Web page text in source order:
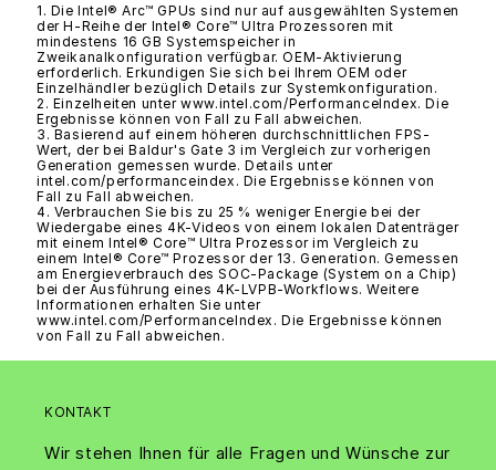
1. Die Intel® Arc™ GPUs sind nur auf ausgewählten Systemen
der H-Reihe der Intel® Core™ Ultra Prozessoren mit
mindestens 16 GB Systemspeicher in
Zweikanalkonfiguration verfügbar. OEM-Aktivierung
erforderlich. Erkundigen Sie sich bei Ihrem OEM oder
Einzelhändler bezüglich Details zur Systemkonfiguration.
2. Einzelheiten unter www.intel.com/PerformanceIndex. Die
Ergebnisse können von Fall zu Fall abweichen.
3. Basierend auf einem höheren durchschnittlichen FPS-
Wert, der bei Baldur's Gate 3 im Vergleich zur vorherigen
Generation gemessen wurde. Details unter
intel.com/performanceindex. Die Ergebnisse können von
Fall zu Fall abweichen.
4. Verbrauchen Sie bis zu 25 % weniger Energie bei der
Wiedergabe eines 4K-Videos von einem lokalen Datenträger
mit einem Intel® Core™ Ultra Prozessor im Vergleich zu
einem Intel® Core™ Prozessor der 13. Generation. Gemessen
am Energieverbrauch des SOC-Package (System on a Chip)
bei der Ausführung eines 4K-LVPB-Workflows. Weitere
Informationen erhalten Sie unter
www.intel.com/PerformanceIndex. Die Ergebnisse können
von Fall zu Fall abweichen.
KONTAKT
Wir stehen Ihnen für alle Fragen und Wünsche zur